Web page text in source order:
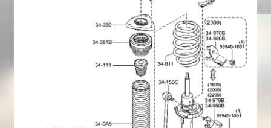
Доставка и оплата
Корзина